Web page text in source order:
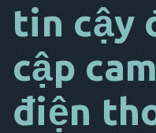
tin cậy
cập
điện